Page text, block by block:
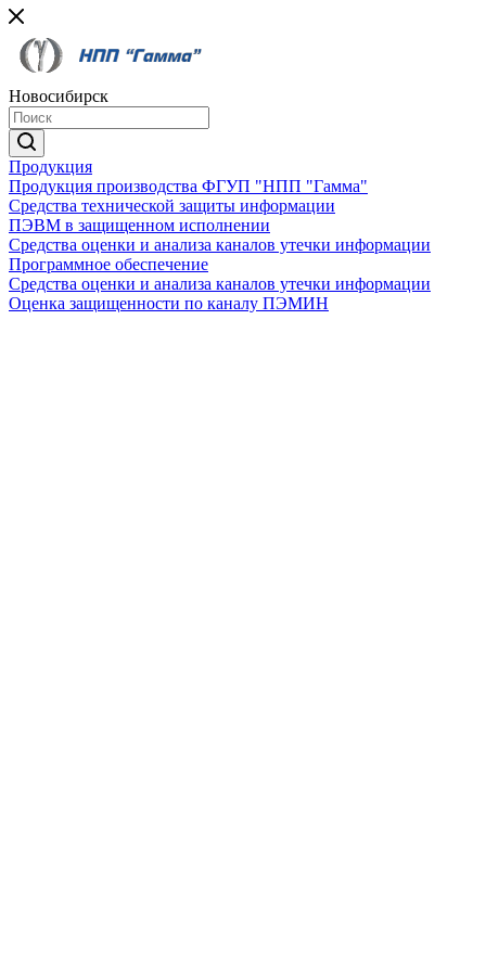
Новосибирск
Продукция
Продукция производства ФГУП "НПП "Гамма"
Средства технической защиты информации
ПЭВМ в защищенном исполнении
Средства оценки и анализа каналов утечки информации
Программное обеспечение
Средства оценки и анализа каналов утечки информации
Оценка защищенности по каналу ПЭМИН